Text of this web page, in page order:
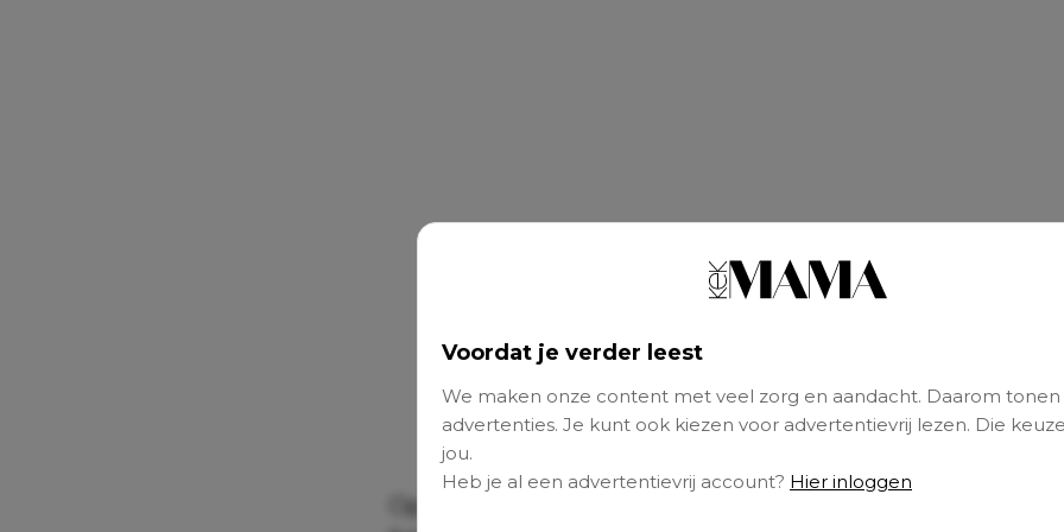
Voordat je verder leest
We maken onze content met veel zorg en aandacht. Daarom tonen
advertenties. Je kunt ook kiezen voor advertentievrij lezen. Die
jou.
Heb je al een advertentievrij account? Hier inloggen
Op Instagram deelt het magazine de fotoshoot van vader